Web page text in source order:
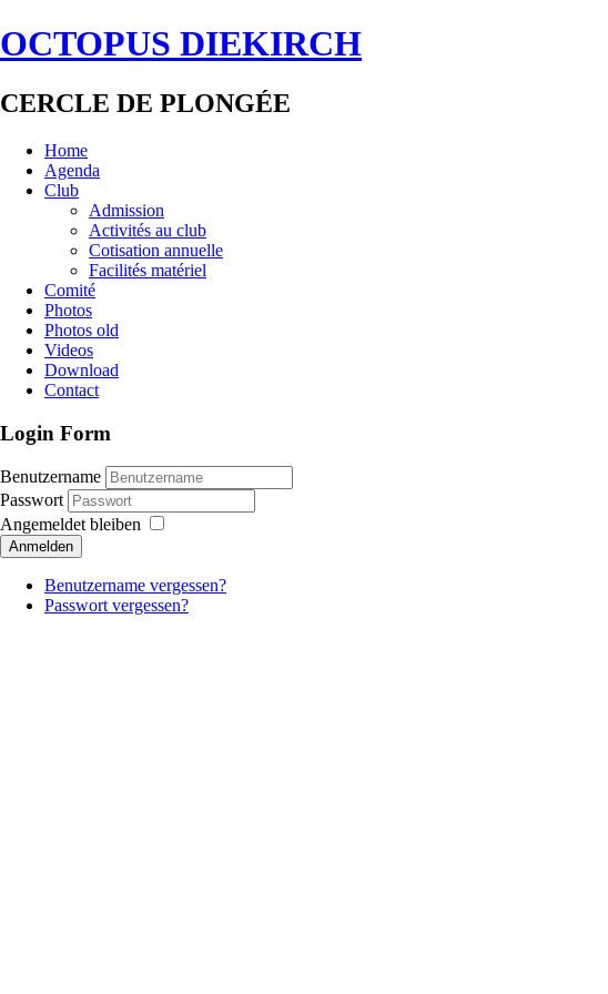
OCTOPUS DIEKIRCH
CERCLE DE PLONGÉE
Home
Agenda
Club
Admission
Activités au club
Cotisation annuelle
Facilités matériel
Comité
Photos
Photos old
Videos
Download
Contact
Login Form
Benutzername
Passwort
Angemeldet bleiben
Anmelden
Benutzername vergessen?
Passwort vergessen?